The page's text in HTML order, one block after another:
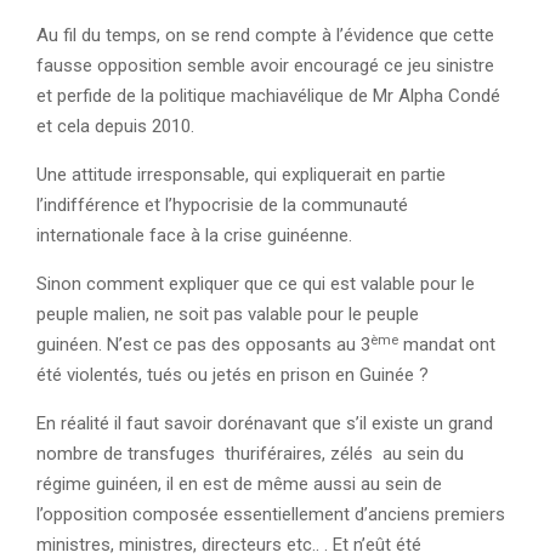
Au fil du temps, on se rend compte à l’évidence que cette
fausse opposition semble avoir encouragé ce jeu sinistre
et perfide de la politique machiavélique de Mr Alpha Condé
et cela depuis 2010.
Une attitude irresponsable, qui expliquerait en partie
l’indifférence et l’hypocrisie de la communauté
internationale face à la crise guinéenne.
Sinon comment expliquer que ce qui est valable pour le
peuple malien, ne soit pas valable pour le peuple
guinéen. N’est ce pas des opposants au 3ème mandat ont
été violentés, tués ou jetés en prison en Guinée ?
En réalité il faut savoir dorénavant que s’il existe un grand
nombre de transfuges thuriféraires, zélés au sein du
régime guinéen, il en est de même aussi au sein de
l’opposition composée essentiellement d’anciens premiers
ministres, ministres, directeurs etc.. . Et n’eût été